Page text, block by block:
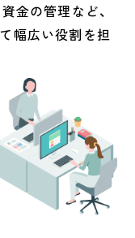
金の管理など、
幅広い役割を担